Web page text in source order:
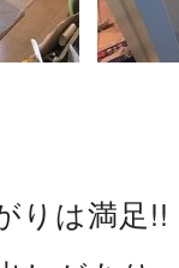
りは満足!!